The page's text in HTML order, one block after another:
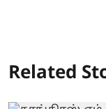
Related